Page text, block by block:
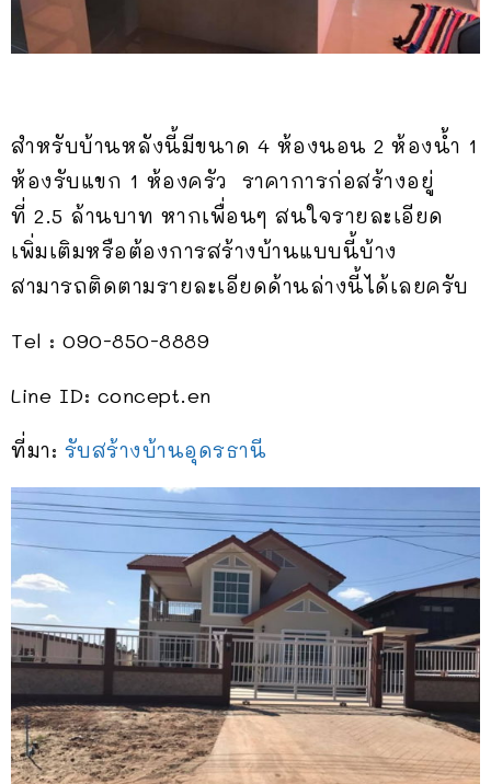
สำหรับบ้านหลังนี้มีขนาด 4 ห้องนอน 2 ห้องน้ำ 1
ห้องรับแขก 1 ห้องครัว ราคาการก่อสร้างอยู่
ที่ 2.5 ล้านบาท หากเพื่อนๆ สนใจรายละเอียด
เพิ่มเติมหรือต้องการสร้างบ้านแบบนี้บ้าง
สามารถติดตามรายละเอียดด้านล่างนี้ได้เลยครับ
Tel : 090-850-8889
Line ID: concept.en
ที่มา: รับสร้างบ้านอุดรธานี